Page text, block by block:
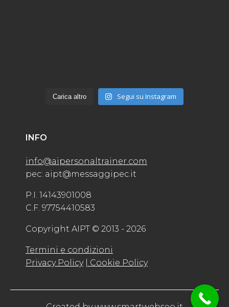
Carica altro Segui su Instagram
INFO
info@aipersonaltrainer.com
pec: aipt@messaggipec.it
P.I. 14143901008
C.F. 97754410583
Copyright AIPT © 2013 - 2026
Termini e condizioni
Privacy Policy
| Cookie Policy